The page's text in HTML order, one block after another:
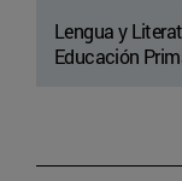
Lengua y
Educación